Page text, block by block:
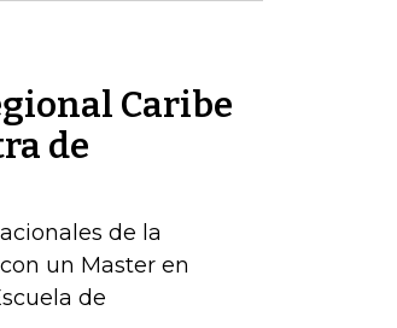
Caribe
de
de la
un Master en
de